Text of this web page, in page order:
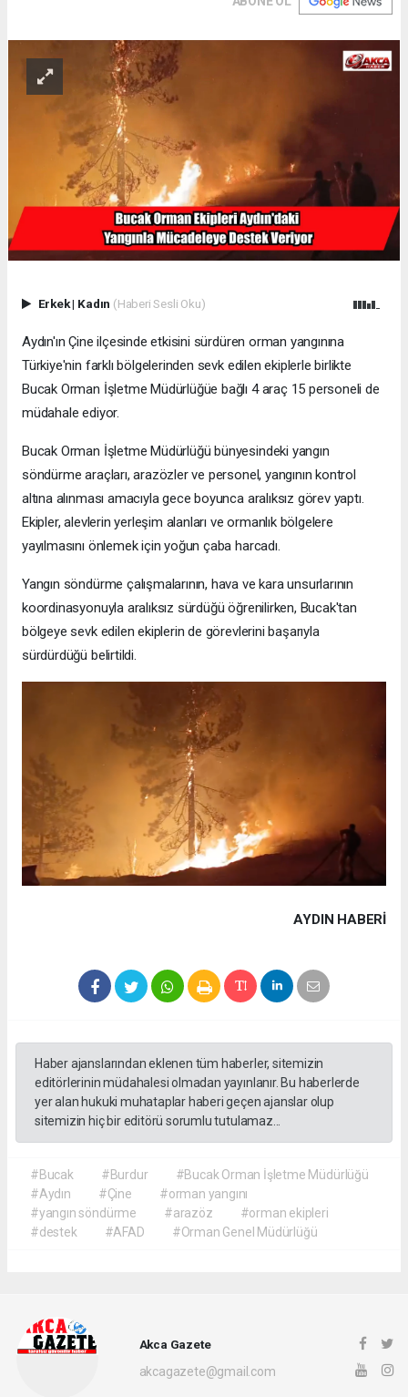
Erkek| Kadın (Haberi Sesli Oku)
Aydın'ın Çine ilçesinde etkisini sürdüren orman yangınına
Türkiye'nin farklı bölgelerinden sevk edilen ekiplerle birlikte
Bucak Orman İşletme Müdürlüğüe bağlı 4 araç 15 personeli de
müdahale ediyor.
Bucak Orman İşletme Müdürlüğü bünyesindeki yangın
söndürme araçları, arazözler ve personel, yangının kontrol
altına alınması amacıyla gece boyunca aralıksız görev yaptı.
Ekipler, alevlerin yerleşim alanları ve ormanlık bölgelere
yayılmasını önlemek için yoğun çaba harcadı.
Yangın söndürme çalışmalarının, hava ve kara unsurlarının
koordinasyonuyla aralıksız sürdüğü öğrenilirken, Bucak'tan
bölgeye sevk edilen ekiplerin de görevlerini başarıyla
sürdürdüğü belirtildi.
AYDIN HABERİ
Haber ajanslarından eklenen tüm haberler, sitemizin
editörlerinin müdahalesi olmadan yayınlanır. Bu haberlerde
yer alan hukuki muhataplar haberi geçen ajanslar olup
sitemizin hiç bir editörü sorumlu tutulamaz...
#Bucak #Burdur
#Bucak Orman İşletme Müdürlüğü
#Aydın
#Çine
#orman yangını
#yangın söndürme
#arazöz
#orman ekipleri
#destek
#AFAD #Orman Genel Müdürlüğü
Akca Gazete
akcagazete@gmail.com